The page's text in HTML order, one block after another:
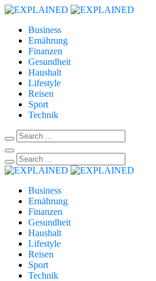
Business
Ernährung
Finanzen
Gesundheit
Haushalt
Lifestyle
Reisen
Sport
Technik
Business
Ernährung
Finanzen
Gesundheit
Haushalt
Lifestyle
Reisen
Sport
Technik